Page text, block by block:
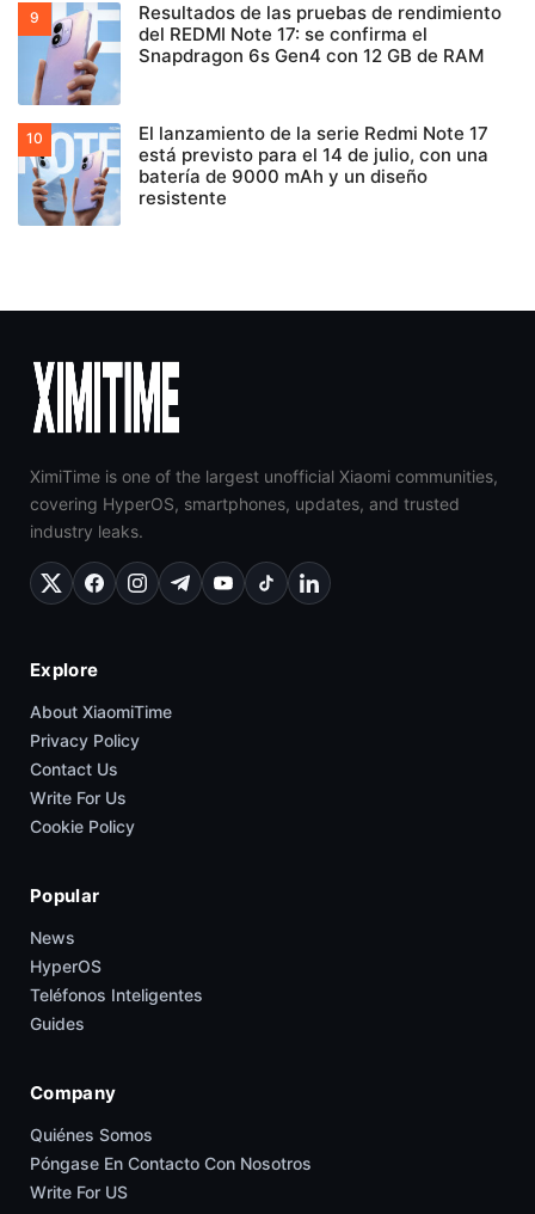
Resultados de las pruebas de rendimiento
del REDMI Note 17: se confirma el
Snapdragon 6s Gen4 con 12 GB de RAM
El lanzamiento de la serie Redmi Note 17
está previsto para el 14 de julio, con una
batería de 9000 mAh y un diseño
resistente
XimiTime is one of the largest unofficial Xiaomi communities,
covering HyperOS, smartphones, updates, and trusted
industry leaks.
Explore
About XiaomiTime
Privacy Policy
Contact Us
Write For Us
Cookie Policy
Popular
News
HyperOS
Teléfonos Inteligentes
Guides
Company
Quiénes Somos
Póngase En Contacto Con Nosotros
Write For US